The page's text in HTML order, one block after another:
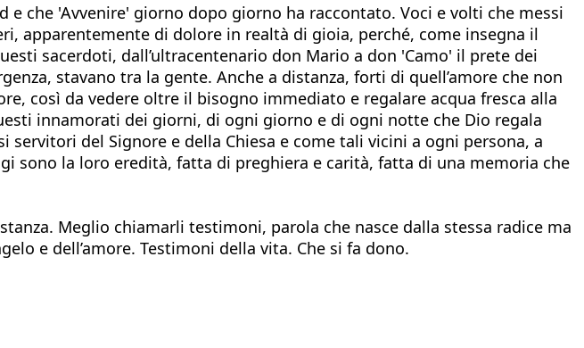
che 'Avvenire' giorno dopo giorno ha raccontato. Voci e volti che messi
apparentemente di dolore in realtà di gioia, perché, come insegna il
sacerdoti, dall’ultracentenario don Mario a don 'Camo' il prete dei
stavano tra la gente. Anche a distanza, forti di quell’amore che non
così da vedere oltre il bisogno immediato e regalare acqua fresca alla
innamorati dei giorni, di ogni giorno e di ogni notte che Dio regala
del Signore e della Chiesa e come tali vicini a ogni persona, a
la loro eredità, fatta di preghiera e carità, fatta di una memoria che
Meglio chiamarli testimoni, parola che nasce dalla stessa radice ma
e dell’amore. Testimoni della vita. Che si fa dono.